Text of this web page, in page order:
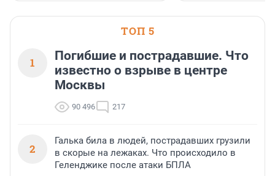
ТОП 5
1
Погибшие и пострадавшие. Что
известно о взрыве в центре
Москвы
90 496 217
2
Галька била в людей, пострадавших грузили
в скорые на лежаках. Что происходило в
Геленджике после атаки БПЛА